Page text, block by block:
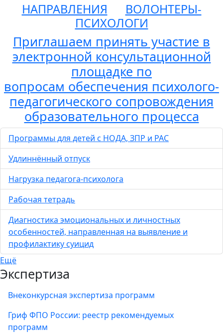
НАПРАВЛЕНИЯ
ВОЛОНТЕРЫ-
ПСИХОЛОГИ
Приглашаем принять участие в
электронной консультационной
площадке по
вопросам обеспечения психолого-
педагогического сопровождения
образовательного процесса
Программы для детей с НОДА, ЗПР и РАС
Удлиннённый отпуск
Нагрузка педагога-психолога
Рабочая тетрадь
Диагностика эмоциональных и личностных
особенностей, направленная на выявление и
профилактику суицид
Ещё
Экспертиза
Внеконкурсная экспертиза программ
Гриф ФПО России: реестр рекомендуемых
программ